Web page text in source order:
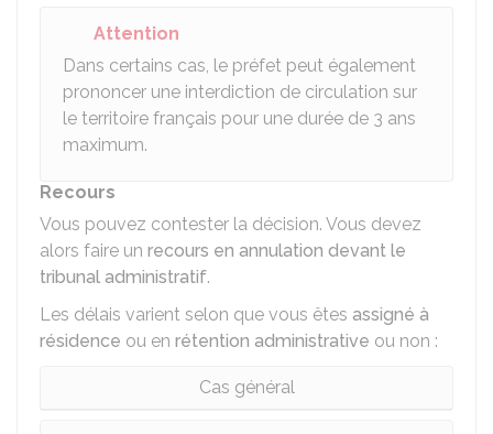
Attention
Dans certains cas, le préfet peut également
prononcer une interdiction de circulation sur
le territoire français pour une durée de 3 ans
maximum.
Recours
Vous pouvez contester la décision. Vous devez
alors faire un recours en annulation devant le
tribunal administratif.
Les délais varient selon que vous êtes assigné à
résidence ou en rétention administrative ou non :
Cas général